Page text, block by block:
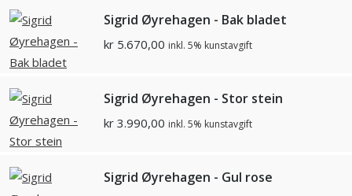
Sigrid Øyrehagen - Bak bladet
kr 5.670,00 inkl. 5% kunstavgift
Sigrid Øyrehagen - Stor stein
kr 3.990,00 inkl. 5% kunstavgift
Sigrid Øyrehagen - Gul rose